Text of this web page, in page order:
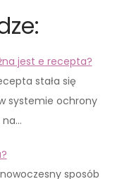
jest e recepta?
stała się
systemie ochrony
na…
sposób